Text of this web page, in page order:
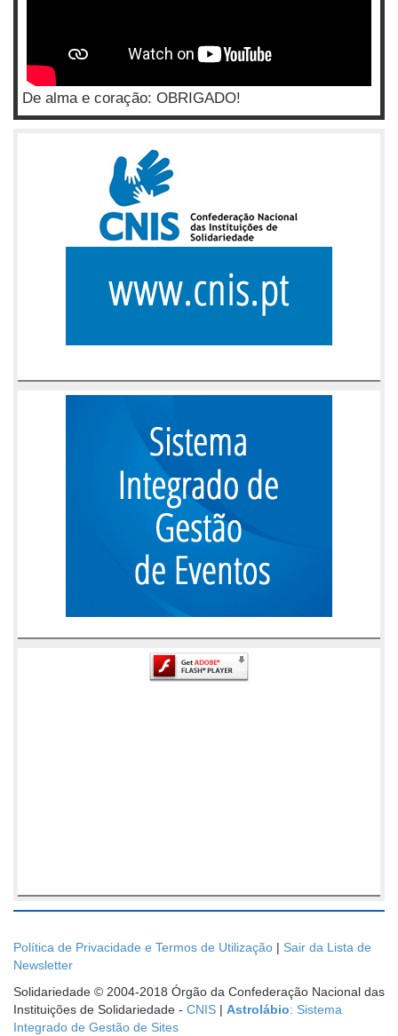
De alma e coração: OBRIGADO!
Política de Privacidade e Termos de Utilização | Sair da Lista de
Newsletter
Solidariedade © 2004-2018 Órgão da Confederação Nacional das
Instituições de Solidariedade - CNIS | Astrolábio: Sistema
Integrado de Gestão de Sites